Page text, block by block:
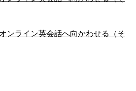
ンライン英会話へ向かわせる（そ